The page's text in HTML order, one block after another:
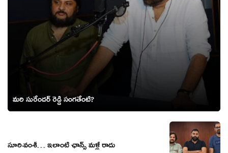
మరి సురేందర్ రెడ్డి సంగతేంటి?
సూరి-వంశీ… ఇలాంటి ఛాన్స్ మళ్లీ రాదు